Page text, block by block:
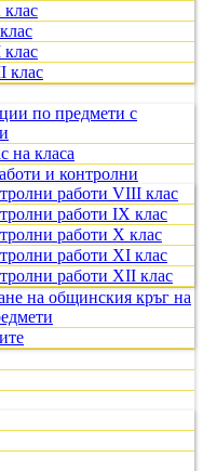
клас
по предмети с
на класа
и контролни
работи VIII клас
работи IX клас
работи X клас
работи XI клас
работи XII клас
на общинския кръг на